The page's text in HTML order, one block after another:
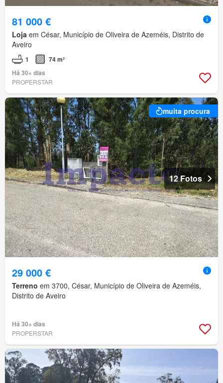
81 000 €
Loja em César, Município de Oliveira de Azeméis, Distrito de
Aveiro
1
74 m²
Há 30+ dias
PROPERSTAR
muita procura
12 Fotos
29 000 €
Terreno em 3700, César, Município de Oliveira de Azeméis,
Distrito de Aveiro
Há 30+ dias
PROPERSTAR